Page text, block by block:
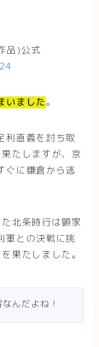
品)公式
いました。
利直義を討ち取
たしますが、京
ぐに鎌倉から逃
北条時行は顕家
軍との決戦に挑
果たしました。
んだよね！